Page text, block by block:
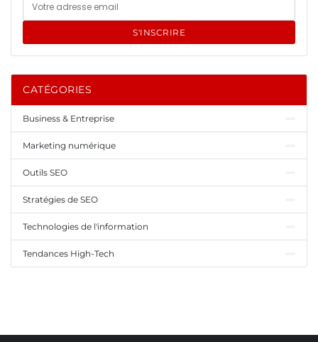
S'INSCRIRE
CATÉGORIES
Business & Entreprise
Marketing numérique
Outils SEO
Stratégies de SEO
Technologies de l'information
Tendances High-Tech